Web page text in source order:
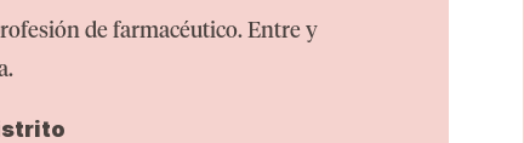
de farmacéutico. Entre y